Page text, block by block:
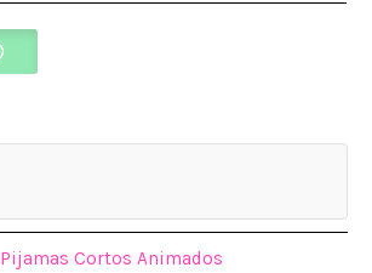
Pijamas Cortos Animados